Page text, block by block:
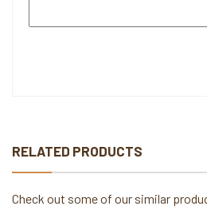
RELATED PRODUCTS
Check out some of our similar